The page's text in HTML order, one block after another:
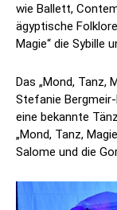
wie Ballett,
ägyptische
Magie“ die Sybille
Das „Mond, Tanz,
Stefanie
eine bekannte
„Mond, Tanz,
Salome und die